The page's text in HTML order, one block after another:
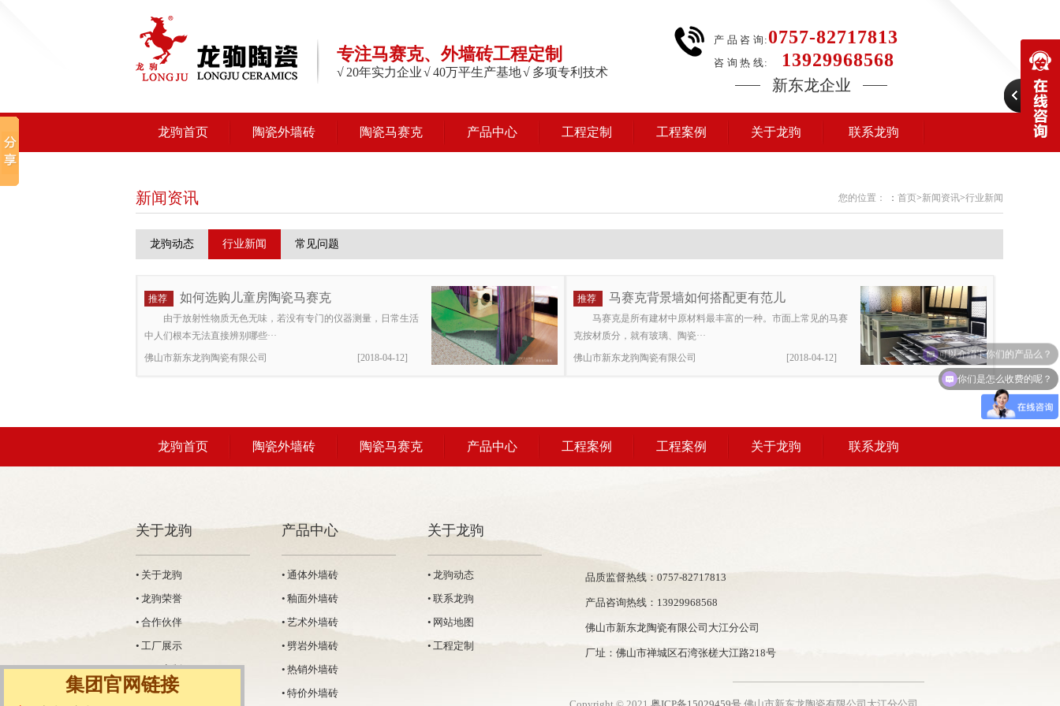
专注马赛克、外墙砖工程定制
√ 20年实力企业 √ 40万平生产基地 √ 多项专利技术
产 品 咨 询: 0757-82717813
咨 询 热 线: 13929968568
新东龙企业
龙驹首页 陶瓷外墙砖 陶瓷马赛克 产品中心 工程定制 工程案例 关于龙驹 联系龙驹
新闻资讯 您的位置： ： 首页>新闻资讯>行业新闻
龙驹动态 行业新闻 常见问题
推荐 如何选购儿童房陶瓷马赛克
由于放射性物质无色无味，若没有专门的仪器测量，日常生活
中人们根本无法直接辨别哪些···
佛山市新东龙驹陶瓷有限公司
[2018-04-12]
推荐 马赛克背景墙如何搭配更有范儿
马赛克是所有建材中原材料最丰富的一种。市面上常见的马赛
克按材质分，就有玻璃、陶瓷···
佛山市新东龙驹陶瓷有限公司
[2018-04-12]
龙驹首页 陶瓷外墙砖 陶瓷马赛克 产品中心 工程案例 工程案例 关于龙驹 联系龙驹
关于龙驹
• 关于龙驹
• 龙驹荣誉
• 合作伙伴
• 工厂展示
• 工程定制
• 联系龙驹
产品中心
• 通体外墙砖
• 釉面外墙砖
• 艺术外墙砖
• 劈岩外墙砖
• 热销外墙砖
• 特价外墙砖
关于龙驹
• 龙驹动态
• 联系龙驹
• 网站地图
• 工程定制
品质监督热线：0757-82717813
产品咨询热线：13929968568
佛山市新东龙陶瓷有限公司大江分公司
厂址：佛山市禅城区石湾张槎大江路218号
集团官网链接
可以介绍下你们的产品么？
你们是怎么收费的呢？